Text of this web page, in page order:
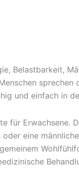
Belastbarkeit,
und einfach in
für Erwachsene.
eine